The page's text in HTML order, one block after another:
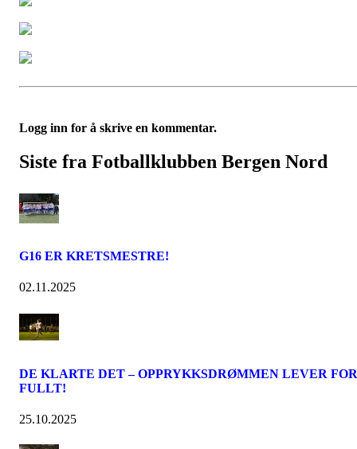
Logg inn for å skrive en kommentar.
Siste fra Fotballklubben Bergen Nord
G16 ER KRETSMESTRE!
02.11.2025
DE KLARTE DET – OPPRYKKSDRØMMEN LEVER FOR
FULLT!
25.10.2025